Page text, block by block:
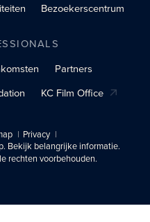
Bezoekerscentrum
Partners
KC Film Office
Privacy
Bekijk belangrijke informatie.
rechten voorbehouden.